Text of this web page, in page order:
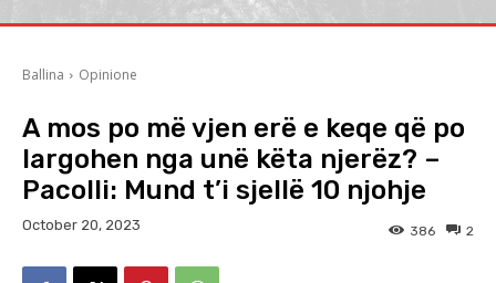
Ballina Opinione
A mos po më vjen erë e keqe që po
largohen nga unë këta njerëz? –
Pacolli: Mund t’i sjellë 10 njohje
October 20, 2023 2
386